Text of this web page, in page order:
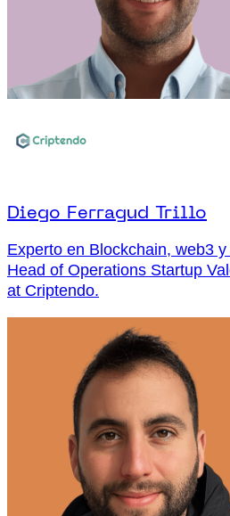
Diego Ferragud Trillo
Experto en Blockchain, web3
Head of Operations Startup
at Criptendo.